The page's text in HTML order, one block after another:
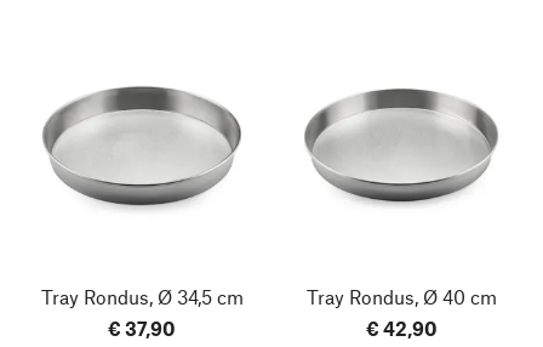
Tray Rondus, Ø 34,5 cm
€ 37,90
Tray Rondus, Ø 40 cm
€ 42,90